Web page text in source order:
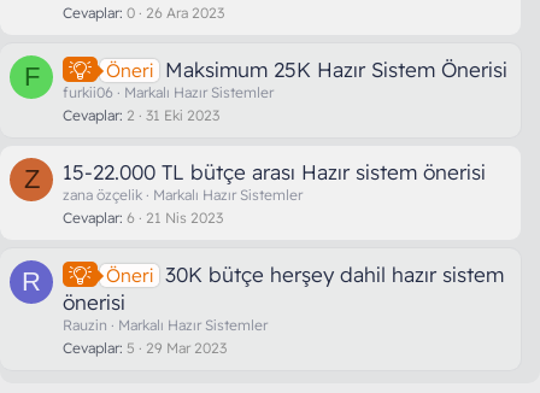
Cevaplar 0 26 Ara 2023
F Öneri Maksimum 25K Hazır Sistem Önerisi
furkii06
Markalı Hazır Sistemler
Cevaplar 2 31 Eki 2023
Z 15-22.000 TL bütçe arası Hazır sistem önerisi
zana özçelik
Markalı Hazır Sistemler
Cevaplar 6 21 Nis 2023
R Öneri 30K bütçe herşey dahil hazır sistem
önerisi
Rauzin
Markalı Hazır Sistemler
Cevaplar 5 29 Mar 2023